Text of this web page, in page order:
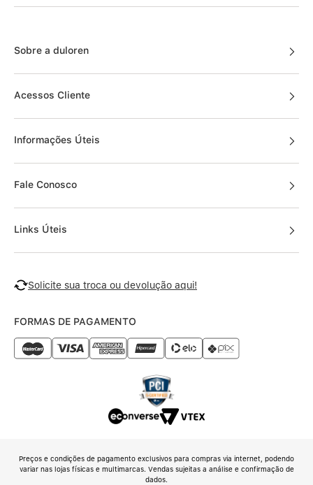
Sobre a duloren
Acessos Cliente
Informações Úteis
Fale Conosco
Links Úteis
Solicite sua troca ou devolução aqui!
FORMAS DE PAGAMENTO
Preços e condições de pagamento exclusivos para compras via internet, podendo
variar nas lojas físicas e multimarcas. Vendas sujeitas a análise e confirmação de
dados.